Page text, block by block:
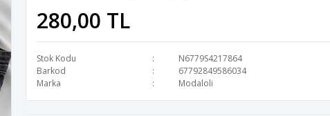
280,00 TL
Stok Kodu
N6779S4217864
Barkod
67792849586034
Marka
Modaloli